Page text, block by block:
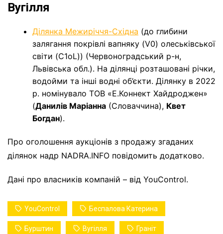
Вугілля
Ділянка Межиріччя-Східна (до глибини
залягання покрівлі вапняку (V0) олеськівської
світи (C1оL)) (Червоноградський р-н,
Львівська обл.). На ділянці розташовані річки,
водойми та інші водні об’єкти. Ділянку в 2022
р. номінувало ТОВ «Е.Коннект Хайдроджен»
(Данилів Маріанна (Словаччина), Квет
Богдан).
Про оголошення аукціонів з продажу згаданих
ділянок надр NADRA.INFO повідомить додатково.
Дані про власників компаній – від YouControl.
YouControl Беспалова Катерина
Бурштин Вугілля Граніт